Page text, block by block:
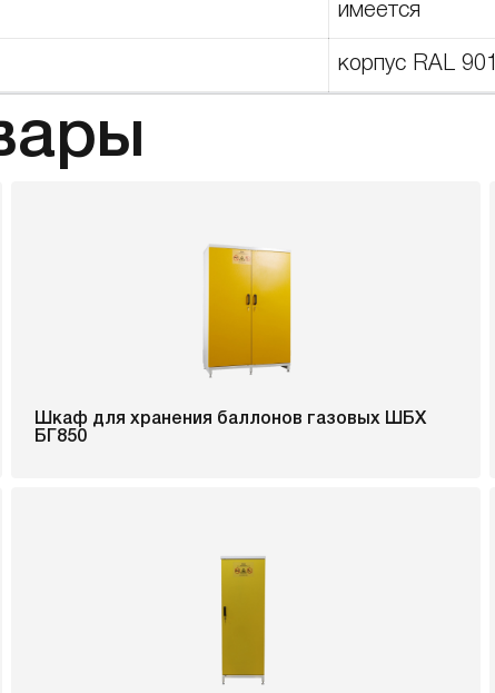
имеется
корпус RAL
Шкаф для хранения баллонов газовых ШБХ
БГ850